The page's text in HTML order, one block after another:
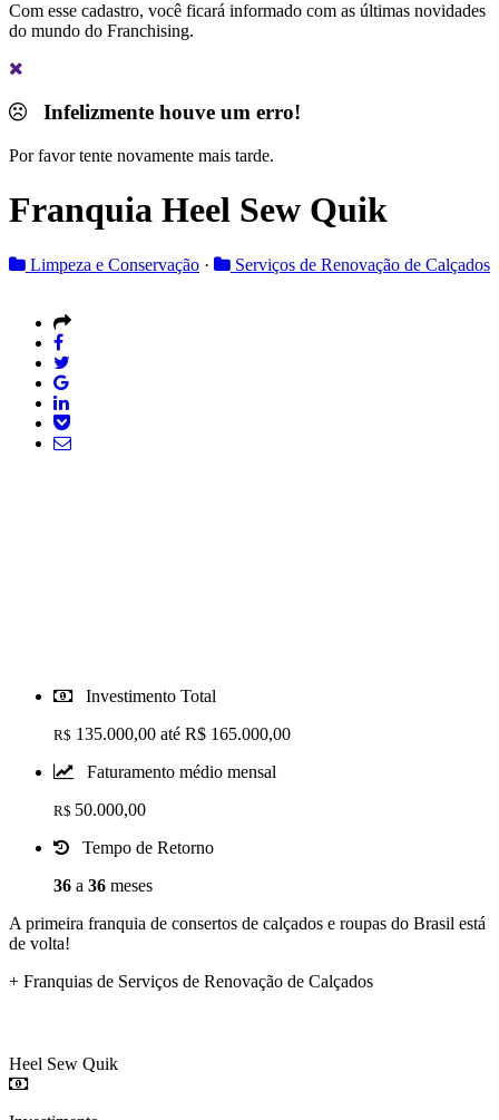
Com esse cadastro, você ficará informado com as últimas novidades
do mundo do Franchising.
Infelizmente houve um erro!
Por favor tente novamente mais tarde.
Franquia Heel Sew Quik
Limpeza e Conservação · Serviços de Renovação de Calçados
Investimento Total
R$ 135.000,00 até R$ 165.000,00
Faturamento médio mensal
R$ 50.000,00
Tempo de Retorno
36 a 36 meses
A primeira franquia de consertos de calçados e roupas do Brasil está
de volta!
+ Franquias de Serviços de Renovação de Calçados
Heel Sew Quik